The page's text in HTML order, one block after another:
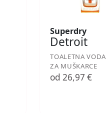
Superdry
Detroit
TOALETNA VODA
ZA MUŠKARCE
od 26,97 €